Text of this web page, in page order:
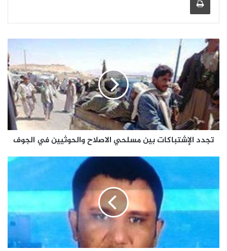
تجدد الإشتباكات بين مسلحي الاصلاح والحوثيين في الجوف